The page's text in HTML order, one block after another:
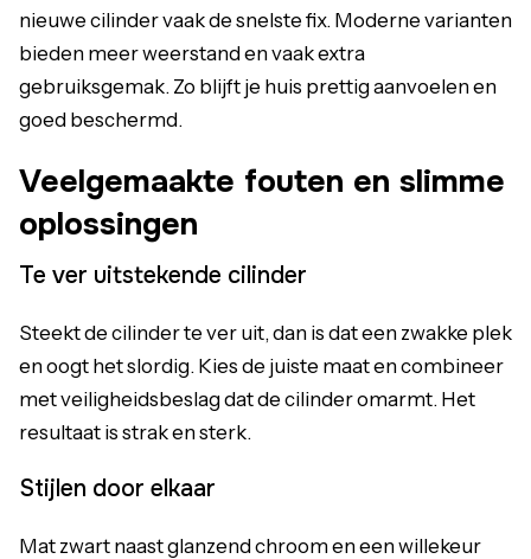
nieuwe cilinder vaak de snelste fix. Moderne varianten
bieden meer weerstand en vaak extra
gebruiksgemak. Zo blijft je huis prettig aanvoelen en
goed beschermd.
Veelgemaakte fouten en slimme
oplossingen
Te ver uitstekende cilinder
Steekt de cilinder te ver uit, dan is dat een zwakke plek
en oogt het slordig. Kies de juiste maat en combineer
met veiligheidsbeslag dat de cilinder omarmt. Het
resultaat is strak en sterk.
Stijlen door elkaar
Mat zwart naast glanzend chroom en een willekeur